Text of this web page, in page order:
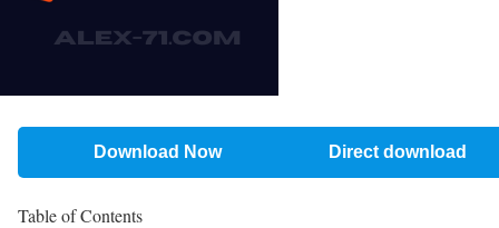
Download Now Direct download
Table of Contents